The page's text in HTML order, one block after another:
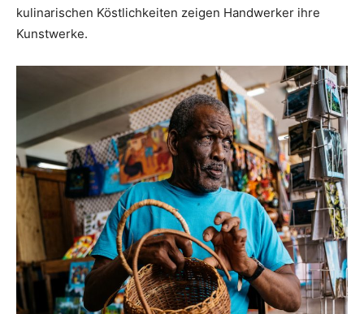
kulinarischen Köstlichkeiten zeigen Handwerker ihre
Kunstwerke.